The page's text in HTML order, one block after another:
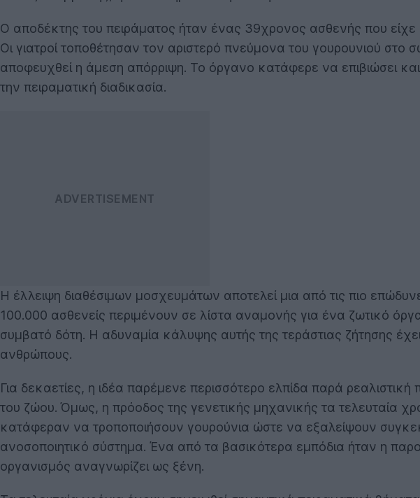
Ο αποδέκτης του πειράματος ήταν ένας 39χρονος ασθενής που είχε
Οι γιατροί τοποθέτησαν τον αριστερό πνεύμονα του γουρουνιού
αποφευχθεί η άμεση απόρριψη. Το όργανο κατάφερε να επιβιώσει
την πειραματική διαδικασία.
Η έλλειψη διαθέσιμων μοσχευμάτων αποτελεί μια από τις πιο
100.000 ασθενείς περιμένουν σε λίστα αναμονής για ένα ζωτικό
συμβατό δότη. Η αδυναμία κάλυψης αυτής της τεράστιας ζήτησης
ανθρώπους.
Για δεκαετίες, η ιδέα παρέμενε περισσότερο ελπίδα παρά
του ζώου. Όμως, η πρόοδος της γενετικής μηχανικής τα τελευταία
κατάφεραν να τροποποιήσουν γουρούνια ώστε να εξαλείψουν
ανοσοποιητικό σύστημα. Ένα από τα βασικότερα εμπόδια ήταν η
οργανισμός αναγνωρίζει ως ξένη.